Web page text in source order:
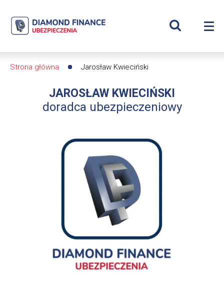
Jarosław
Diamond
Finance
Wyświetl
nawigacyjna
Strona główna Jarosław Kwieciński
JAROSŁAW KWIECIŃSKI
doradca ubezpieczeniowy